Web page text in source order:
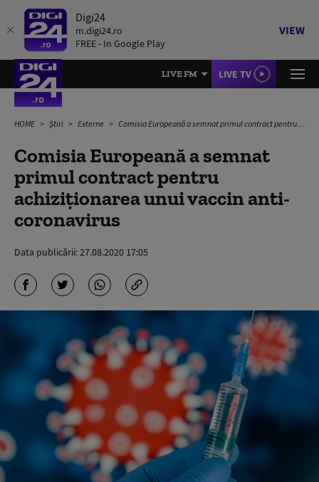
Digi24
m.digi24.ro
FREE - In Google Play
VIEW
LIVE FM LIVE TV
HOME Știri Externe Comisia Europeană a semnat primul contract pentru achiziționarea unui vaccin anti-coronavirus
Comisia Europeană a semnat
primul contract pentru
achiziționarea unui vaccin anti-
coronavirus
Data publicării:27.08.2020 17:05